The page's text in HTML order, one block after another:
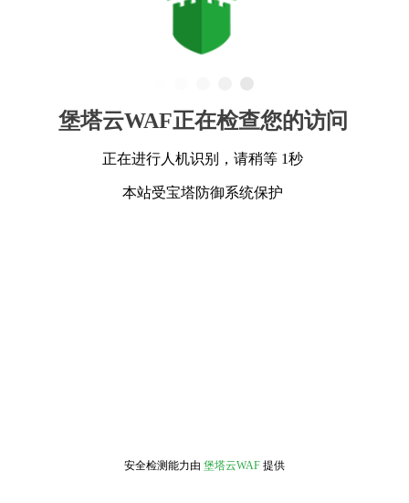
堡塔云WAF正在检查您的访问
正在进行人机识别，请稍等 1秒
本站受宝塔防御系统保护
安全检测能力由 堡塔云WAF 提供